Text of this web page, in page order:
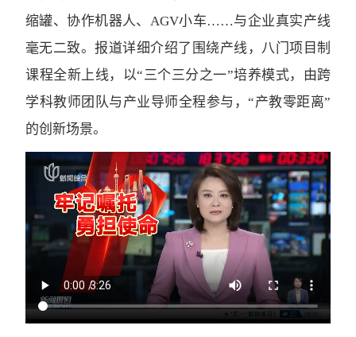
缩罐、协作机器人、AGV小车……与企业真实产线
毫无二致。报道详细介绍了围绕产线，八门项目制
课程全新上线，以“三个三分之一”培养模式，由跨
学科教师团队与产业导师全程参与，“产教零距离”
的创新场景。